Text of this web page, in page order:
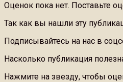
Оценок пока нет. Поставьте
Так как вы нашли эту
Подписывайтесь на нас в
Насколько публикация
Нажмите на звезду, чтобы